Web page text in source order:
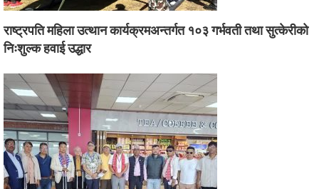
राष्ट्रपति महिला उत्थान कार्यक्रमअन्तर्गत १०३ गर्भवती तथा सुत्केरीको
निःशुल्क हवाई उद्धार